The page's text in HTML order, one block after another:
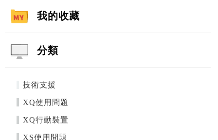
我的收藏
分類
技術支援
XQ使用問題
XQ行動裝置
XS使用問題